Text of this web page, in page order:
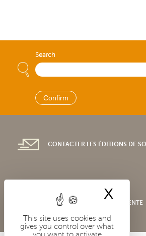
This site uses cookies and
gives you control over what
X
Search
CONTACTER LES ÉDITIONS DE
CONDITIONS GÉNÉRALES DE VENTE